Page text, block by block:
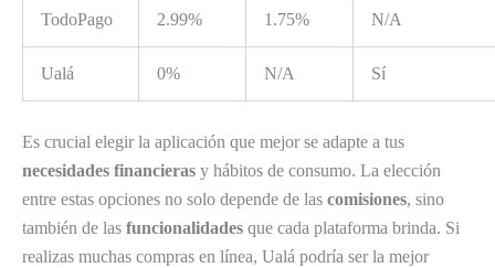
TodoPago 2.99% 1.75% N/A
Ualá 0% N/A Sí
Es crucial elegir la aplicación que mejor se adapte a tus
necesidades financieras y hábitos de consumo. La elección
entre estas opciones no solo depende de las comisiones, sino
también de las funcionalidades que cada plataforma brinda. Si
realizas muchas compras en línea, Ualá podría ser la mejor